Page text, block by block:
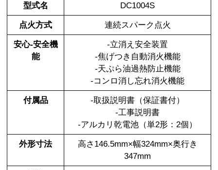
型式名 DC1004S
点火方式 連続スパーク点火
安心-安全機
能
-立消え安全装置
-焦げつき自動消火機能
-天ぷら油過熱防止機能
-コンロ消し忘れ消火機能
付属品
-取扱説明書（保証書付）
-工事説明書
-アルカリ乾電池（単2形：2個）
外形寸法
高さ146.5mm×幅324mm×奥行き
347mm